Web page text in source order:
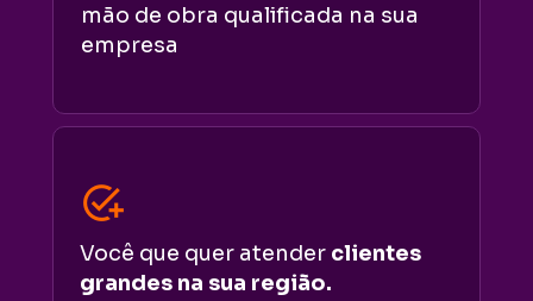
mão de obra qualificada na sua
empresa
Você que quer atender clientes
grandes na sua região.